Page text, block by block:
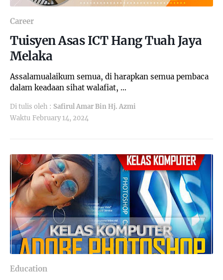
Career
Tuisyen Asas ICT Hang Tuah Jaya
Melaka
Assalamualaikum semua, di harapkan semua pembaca
dalam keadaan sihat walafiat, …
Di tulis oleh : Safirul Amar Bin Hj. Azmi
Waktu February 14, 2024
Education